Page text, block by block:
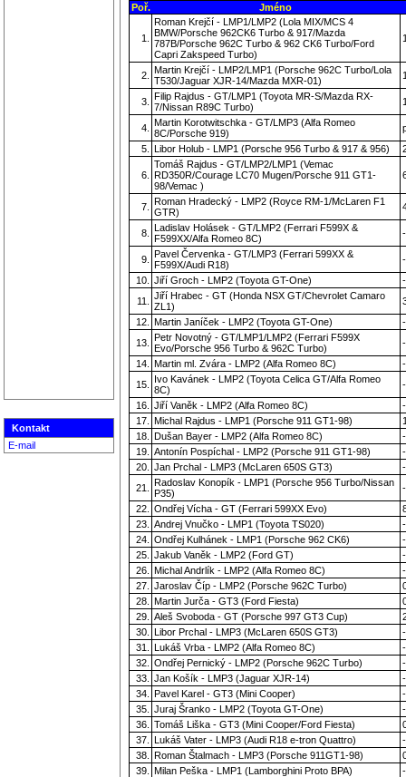
Poř. Jméno
1.
Roman Krejčí - LMP1/LMP2 (Lola MIX/MCS 4
BMW/Porsche 962CK6 Turbo & 917/Mazda
787B/Porsche 962C Turbo & 962 CK6 Turbo/Ford
Capri Zakspeed Turbo)
2.
Martin Krejčí - LMP2/LMP1 (Porsche 962C Turbo/Lola
T530/Jaguar XJR-14/Mazda MXR-01)
3.
Filip Rajdus - GT/LMP1 (Toyota MR-S/Mazda RX-
7/Nissan R89C Turbo)
4.
Martin Korotwitschka - GT/LMP3 (Alfa Romeo
8C/Porsche 919)
5.
Libor Holub - LMP1 (Porsche 956 Turbo & 917 & 956)
6.
Tomáš Rajdus - GT/LMP2/LMP1 (Vemac
RD350R/Courage LC70 Mugen/Porsche 911 GT1-
98/Vemac )
7.
Roman Hradecký - LMP2 (Royce RM-1/McLaren F1
GTR)
8.
Ladislav Holásek - GT/LMP2 (Ferrari F599X &
F599XX/Alfa Romeo 8C)
-
9.
Pavel Červenka - GT/LMP3 (Ferrari 599XX &
F599X/Audi R18)
-
10.
Jiří Groch - LMP2 (Toyota GT-One)
-
11.
Jiří Hrabec - GT (Honda NSX GT/Chevrolet Camaro
ZL1)
12.
Martin Janíček - LMP2 (Toyota GT-One)
-
13.
Petr Novotný - GT/LMP1/LMP2 (Ferrari F599X
Evo/Porsche 956 Turbo & 962C Turbo)
-
14.
Martin ml. Zvára - LMP2 (Alfa Romeo 8C)
-
15.
Ivo Kavánek - LMP2 (Toyota Celica GT/Alfa Romeo
8C)
-
16.
Jiří Vaněk - LMP2 (Alfa Romeo 8C)
-
17.
Michal Rajdus - LMP1 (Porsche 911 GT1-98)
18.
Dušan Bayer - LMP2 (Alfa Romeo 8C)
-
19.
Antonín Pospíchal - LMP2 (Porsche 911 GT1-98)
-
20.
Jan Prchal - LMP3 (McLaren 650S GT3)
-
21.
Radoslav Konopík - LMP1 (Porsche 956 Turbo/Nissan
P35)
-
22.
Ondřej Vícha - GT (Ferrari 599XX Evo)
23.
Andrej Vnučko - LMP1 (Toyota TS020)
-
24.
Ondřej Kulhánek - LMP1 (Porsche 962 CK6)
-
25.
Jakub Vaněk - LMP2 (Ford GT)
-
26.
Michal Andrlík - LMP2 (Alfa Romeo 8C)
-
27.
Jaroslav Číp - LMP2 (Porsche 962C Turbo)
28.
Martin Jurča - GT3 (Ford Fiesta)
29.
Aleš Svoboda - GT (Porsche 997 GT3 Cup)
30.
Libor Prchal - LMP3 (McLaren 650S GT3)
-
31.
Lukáš Vrba - LMP2 (Alfa Romeo 8C)
-
32.
Ondřej Pernický - LMP2 (Porsche 962C Turbo)
-
33.
Jan Košík - LMP3 (Jaguar XJR-14)
-
34.
Pavel Karel - GT3 (Mini Cooper)
-
35.
Juraj Šranko - LMP2 (Toyota GT-One)
-
36.
Tomáš Liška - GT3 (Mini Cooper/Ford Fiesta)
37.
Lukáš Vater - LMP3 (Audi R18 e-tron Quattro)
-
38.
Roman Štalmach - LMP3 (Porsche 911GT1-98)
39.
Milan Peška - LMP1 (Lamborghini Proto BPA)
-
Kontakt
E-mail